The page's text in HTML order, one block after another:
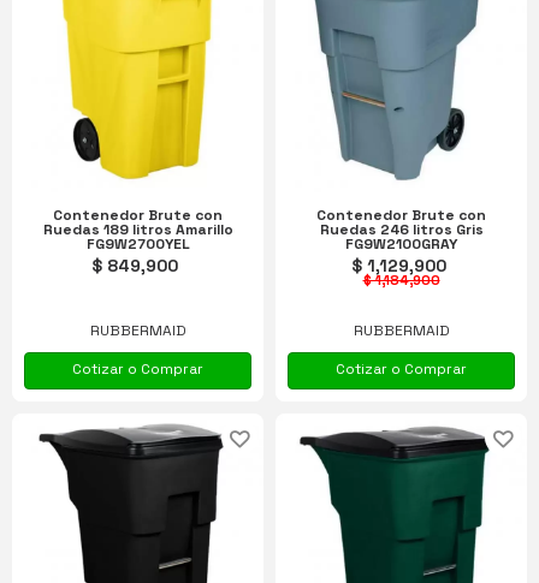
Contenedor Brute con
Ruedas 189 litros Amarillo
FG9W2700YEL
$ 849,900
RUBBERMAID
Cotizar o Comprar
Contenedor Brute con
Ruedas 246 litros Gris
FG9W2100GRAY
$ 1,129,900
$ 1,184,900
RUBBERMAID
Cotizar o Comprar